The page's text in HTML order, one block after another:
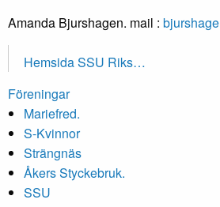
Amanda Bjurshagen. mail :
Hemsida SSU Riks…
Föreningar
Mariefred.
S-Kvinnor
Strängnäs
Åkers Styckebruk.
SSU